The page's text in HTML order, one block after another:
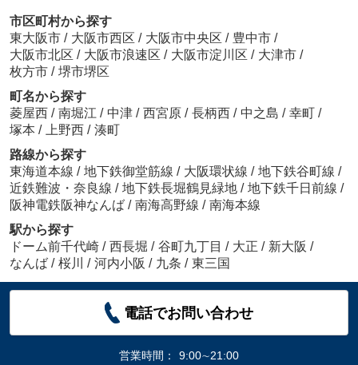
市区町村から探す
東大阪市 / 大阪市西区 / 大阪市中央区 / 豊中市 /
大阪市北区 / 大阪市浪速区 / 大阪市淀川区 / 大津市 /
枚方市 / 堺市堺区
町名から探す
菱屋西 / 南堀江 / 中津 / 西宮原 / 長柄西 / 中之島 / 幸町 /
塚本 / 上野西 / 湊町
路線から探す
東海道本線 / 地下鉄御堂筋線 / 大阪環状線 / 地下鉄谷町線 /
近鉄難波・奈良線 / 地下鉄長堀鶴見緑地 / 地下鉄千日前線 /
阪神電鉄阪神なんば / 南海高野線 / 南海本線
駅から探す
ドーム前千代崎 / 西長堀 / 谷町九丁目 / 大正 / 新大阪 /
なんば / 桜川 / 河内小阪 / 九条 / 東三国
電話でお問い合わせ
営業時間：
9:00∼21:00